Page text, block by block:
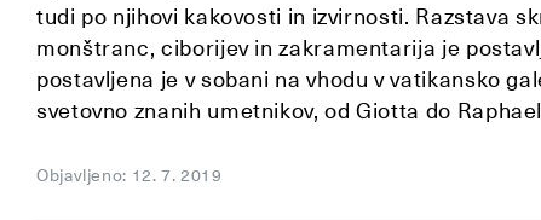
tudi po njihovi kakovosti in izvirnosti. Razstava
monštranc, ciborijev in zakramentarija je
postavljena je v sobani na vhodu v vatikansko
svetovno znanih umetnikov, od Giotta do
Objavljeno: 12. 7. 2019